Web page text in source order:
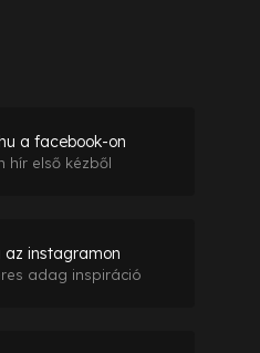
a facebook-on
hír első kézből
az instagramon
adag inspiráció